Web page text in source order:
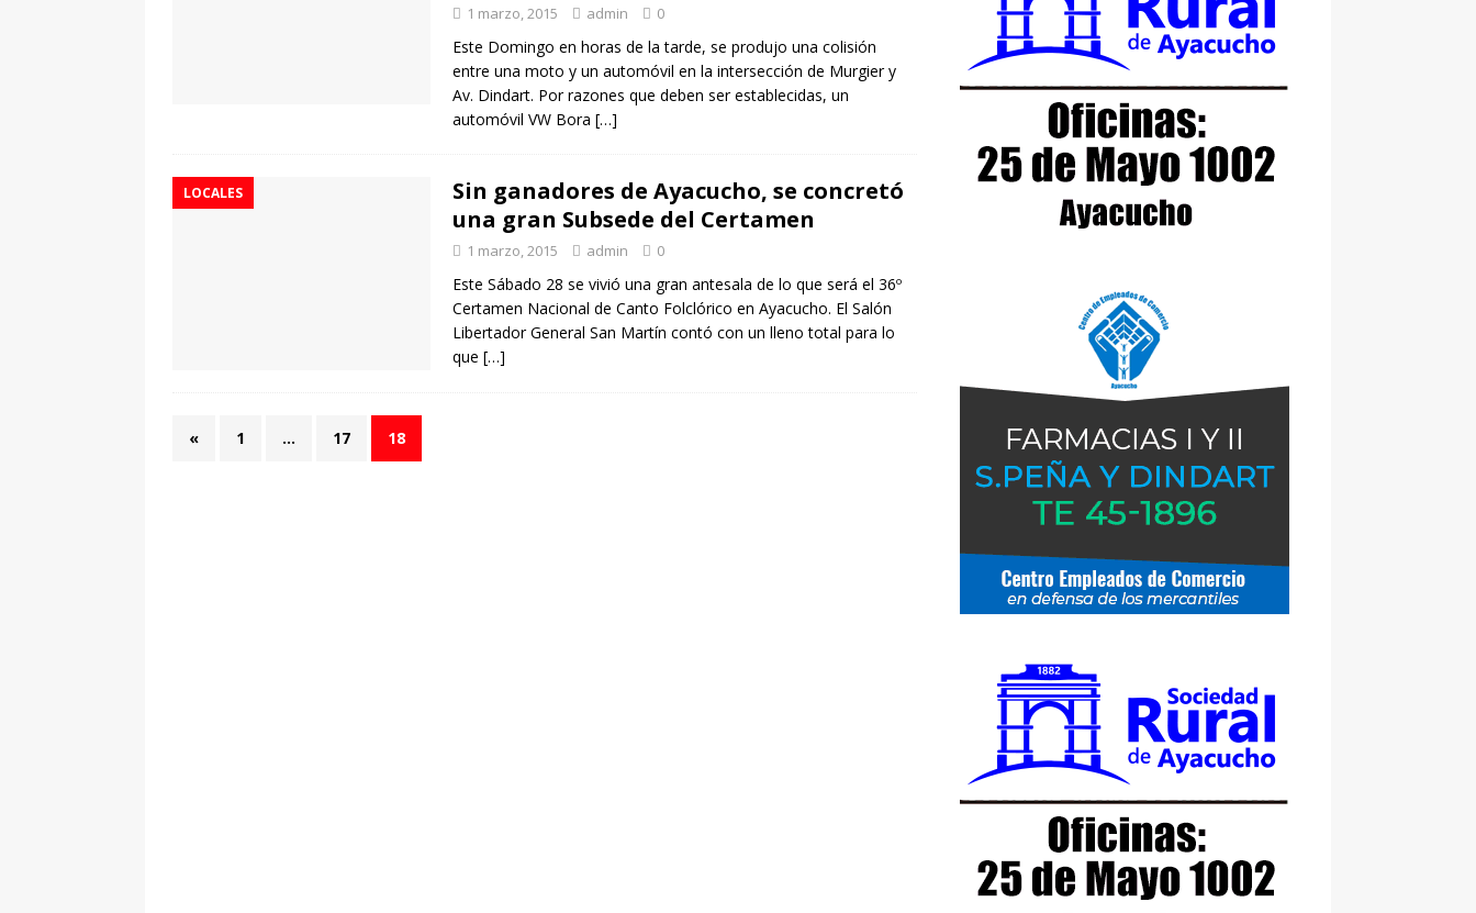
1 marzo, 2015 admin 0
Este Domingo en horas de la tarde, se produjo una colisión
entre una moto y un automóvil en la intersección de Murgier y
Av. Dindart. Por razones que deben ser establecidas, un
automóvil VW Bora […]
LOCALES
Sin ganadores de Ayacucho, se concretó
una gran Subsede del Certamen
1 marzo, 2015 admin 0
Este Sábado 28 se vivió una gran antesala de lo que será el 36º
Certamen Nacional de Canto Folclórico en Ayacucho. El Salón
Libertador General San Martín contó con un lleno total para lo
que […]
« 1 … 17 18